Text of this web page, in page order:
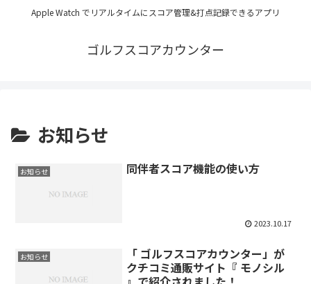
Apple Watch でリアルタイムにスコア管理&打点記録できるアプリ
ゴルフスコアカウンター
お知らせ
お知らせ 同伴者スコア機能の使い方
2023.10.17
お知らせ
「 ゴルフスコアカウンター」が
クチコミ通販サイト『 モノシル